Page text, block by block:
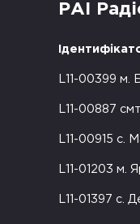
РАІ
L11-00399 м.
L11-00887
L11-00915 с.
L11-01203 м.
L11-01397 с.